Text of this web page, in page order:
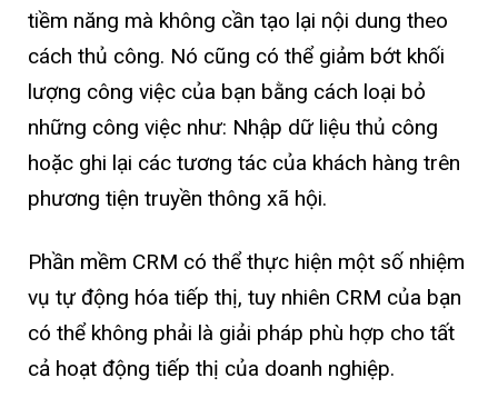
tiềm năng mà không cần tạo lại nội dung theo
cách thủ công. Nó cũng có thể giảm bớt khối
lượng công việc của bạn bằng cách loại bỏ
những công việc như: Nhập dữ liệu thủ công
hoặc ghi lại các tương tác của khách hàng trên
phương tiện truyền thông xã hội.
Phần mềm CRM có thể thực hiện một số nhiệm
vụ tự động hóa tiếp thị, tuy nhiên CRM của bạn
có thể không phải là giải pháp phù hợp cho tất
cả hoạt động tiếp thị của doanh nghiệp.